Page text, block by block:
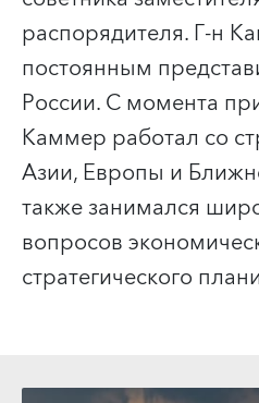
распорядителя. Г-н
постоянным
России. С момента
Каммер работал со
Азии, Европы и
также занимался
вопросов
стратегического